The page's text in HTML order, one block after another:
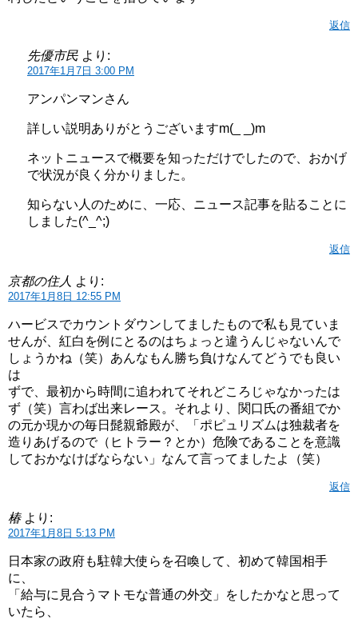
返信
先優市民 より:
2017年1月7日 3:00 PM
アンパンマンさん
詳しい説明ありがとうございますm(_ _)m
ネットニュースで概要を知っただけでしたので、おかげ
で状況が良く分かりました。
知らない人のために、一応、ニュース記事を貼ることに
しました(^_^;)
返信
京都の住人 より:
2017年1月8日 12:55 PM
ハービスでカウントダウンしてましたもので私も見ていま
せんが、紅白を例にとるのはちょっと違うんじゃないんで
しょうかね（笑）あんなもん勝ち負けなんてどうでも良い
は
ずで、最初から時間に追われてそれどころじゃなかったは
ず（笑）言わば出来レース。それより、関口氏の番組でか
の元か現かの毎日髭親爺殿が、「ポピュリズムは独裁者を
造りあげるので（ヒトラー？とか）危険であることを意識
しておかなけばならない」なんて言ってましたよ（笑）
返信
椿 より:
2017年1月8日 5:13 PM
日本家の政府も駐韓大使らを召喚して、初めて韓国相手
に、
「給与に見合うマトモな普通の外交」をしたかなと思って
いたら、